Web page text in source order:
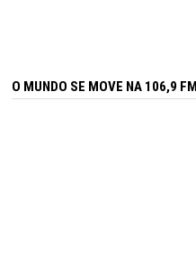
O MUNDO SE MOVE NA 106,9 FM